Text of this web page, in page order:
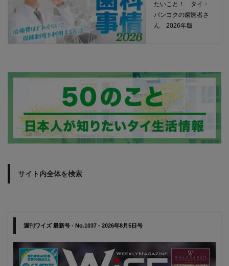
たいこと！ タイ・
バンコクの歯医者さ
ん 2026年版
サイト内全体を検索
週刊ワイズ 最新号 - No.1037 - 2026年8月5日号